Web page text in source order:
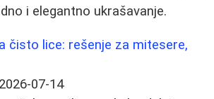
i elegantno ukrašavanje.
čisto lice: rešenje za mitesere,
2026-07-14